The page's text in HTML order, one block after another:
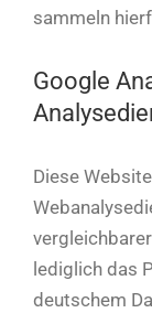
sammeln
Google
Diese
lediglich das
deutschem